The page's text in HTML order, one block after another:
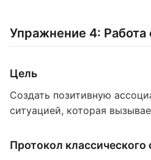
Упражнение 4: Работа
Цель
Создать позитивную
ситуацией, которая
Протокол классического